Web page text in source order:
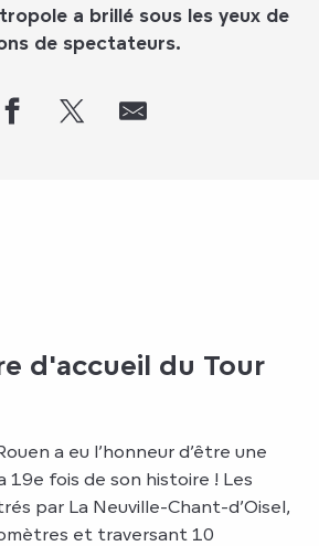
a brillé sous les yeux de
de spectateurs.
d'accueil du Tour
a eu l’honneur d’être une
19e fois de son histoire ! Les
par La Neuville-Chant-d’Oisel,
et traversant 10